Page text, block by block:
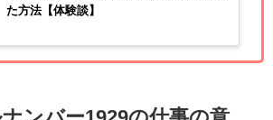
た方法【体験談】